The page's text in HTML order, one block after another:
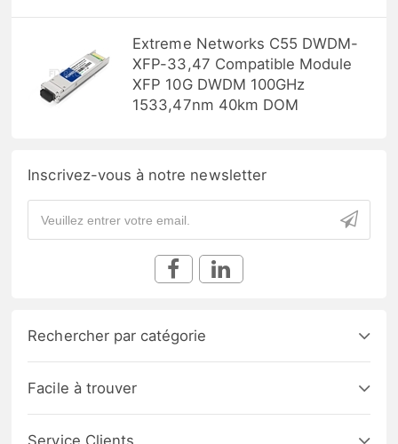
Extreme Networks C55 DWDM-
XFP-33,47 Compatible Module
XFP 10G DWDM 100GHz
1533,47nm 40km DOM
Inscrivez-vous à notre newsletter
Rechercher par catégorie
Facile à trouver
Service Clients